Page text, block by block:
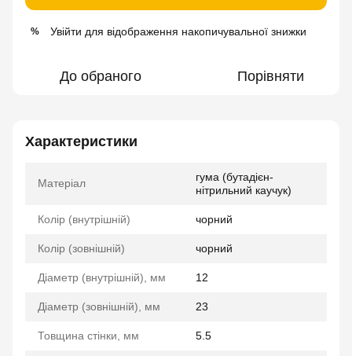
% Увійти для відображення накопичувальної знижки
До обраного Порівняти
Характеристики
Матеріал
гума (бутадієн-
нітрильний каучук)
Колір (внутрішній) чорний
Колір (зовнішній) чорний
Діаметр (внутрішній), мм 12
Діаметр (зовнішній), мм 23
Товщина стінки, мм 5.5